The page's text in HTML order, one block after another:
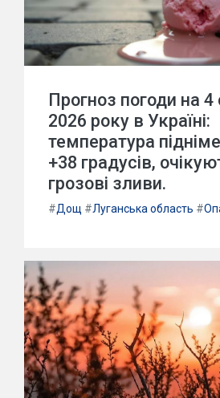
Прогноз погоди на 4
2026 року в Україні:
температура
+38 градусів,
грозові зливи.
#Дощ #Луганська область #